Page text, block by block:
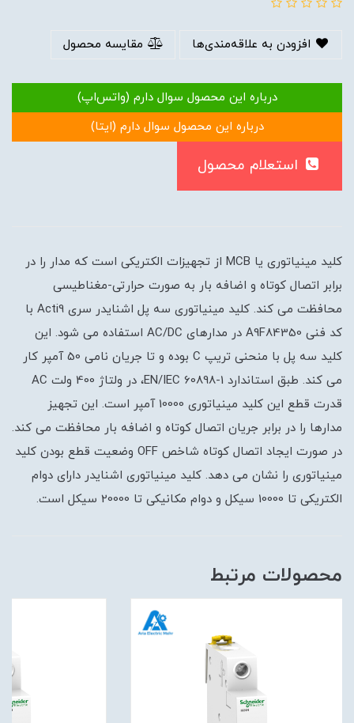
افزودن به علاقه‌مندی‌ها مقایسه محصول
درباره این محصول سوال دارم (واتس‌اپ)
درباره این محصول سوال دارم (ایتا)
استعلام محصول
کلید مینیاتوری یا MCB از تجهیزات الکتریکی است که مدار را در
برابر اتصال کوتاه و اضافه بار به صورت حرارتی-مغناطیسی
محافظت می کند. کلید مینیاتوری سه پل اشنایدر سری Acti9 با
کد فنی A9F84350 در مدارهای AC/DC استفاده می شود. این
کلید سه پل با منحنی تریپ C بوده و تا جریان نامی 50 آمپر کار
می کند. طبق استاندارد EN/IEC 60898-1، در ولتاژ 400 ولت AC
قدرت قطع این کلید مینیاتوری 10000 آمپر است. این تجهیز
مدارها را در برابر جریان اتصال کوتاه و اضافه بار محافظت می کند.
در صورت ایجاد اتصال کوتاه شاخص OFF وضعیت قطع بودن کلید
مینیاتوری را نشان می دهد. کلید مینیاتوری اشنایدر دارای دوام
الکتریکی تا 10000 سیکل و دوام مکانیکی تا 20000 سیکل است.
محصولات مرتبط